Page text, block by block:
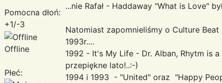
Pomocna dłoń:
+1/-3
Offline
Płeć:
...nie Rafał - Haddaway "What is Love"
Natomiast zapomnieliśmy o Culture
1993r....
1992 - It's My Life - Dr. Alban, Rhytm is a
przepiękne lato!..:-)
1994 i 1993 - "United" oraz "Happy